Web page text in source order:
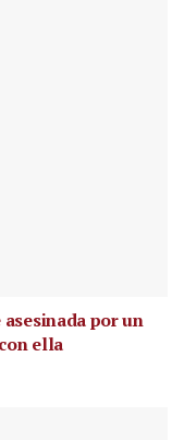
por un
ella